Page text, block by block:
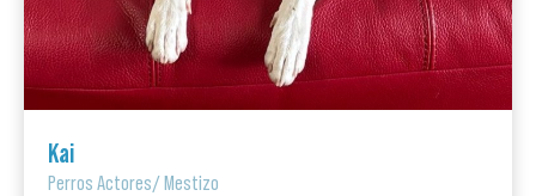
Kai
Perros Actores/Mestizo